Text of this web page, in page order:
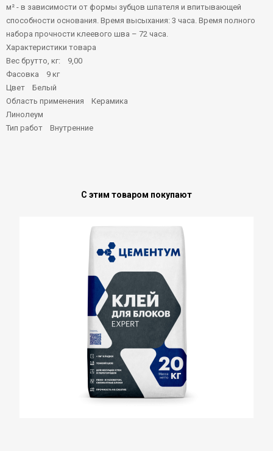
м² - в зависимости от формы зубцов шпателя и впитывающей
способности основания. Время высыхания: 3 часа. Время полного
набора прочности клеевого шва – 72 часа.
Характеристики товара
Вес брутто, кг: 9,00
Фасовка 9 кг
Цвет Белый
Область применения Керамика
Линолеум
Тип работ Внутренние
С этим товаром покупают